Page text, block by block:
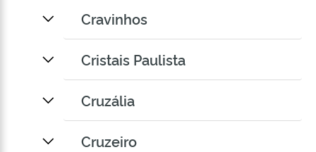
Cravinhos
Cristais Paulista
Cruzália
Cruzeiro